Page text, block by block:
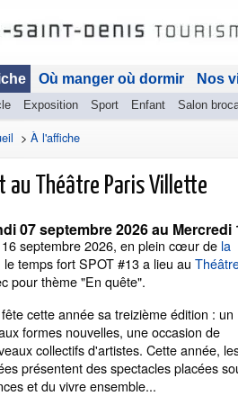
Exposition Sport Enfant Salon
Où manger où dormir Nos
> À l'affiche
au Théâtre Paris Villette
07 septembre 2026au Mercredi
septembre 2026, en plein cœur de la
le temps fort SPOT #13 a lieu au
pour thème "En quête".
cette année sa treizième édition : un
formes nouvelles, une occasion de
collectifs d'artistes. Cette année,
présentent des spectacles placées
et du vivre ensemble...